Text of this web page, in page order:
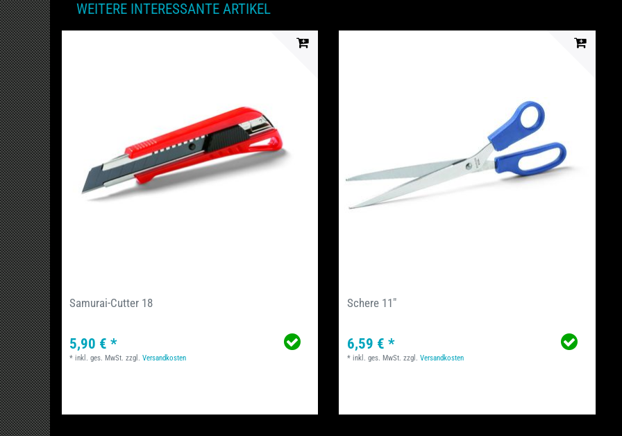
WEITERE INTERESSANTE ARTIKEL
Samurai-Cutter 18
5,90 € *
*inkl. ges. MwSt. zzgl.Versandkosten
Schere 11"
6,59 € *
* inkl. ges. MwSt. zzgl. Versandkosten